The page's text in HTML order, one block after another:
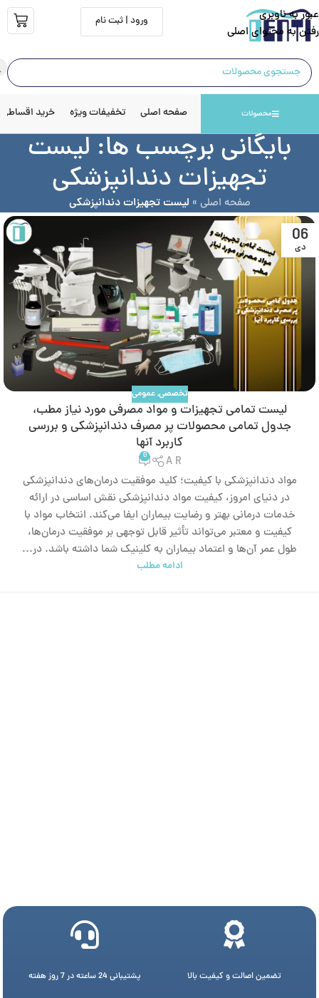
عبور به ناوبری
رفتن به محتوای اصلی
ورود | ثبت نام
محصولات صفحه اصلی تخفیفات ویژه خرید اقساطی
بایگانی برچسب ها: لیست
تجهیزات دندانپزشکی
صفحه اصلی » لیست تجهیزات دندانپزشکی
06
دی
تخصصی,عمومی
لیست تمامی تجهیزات و مواد مصرفی مورد نیاز مطب،
جدول تمامی محصولات پر مصرف دندانپزشکی و بررسی
کاربرد آنها
A R
0
مواد دندانپزشکی با کیفیت؛ کلید موفقیت درمان‌های دندانپزشکی
در دنیای امروز، کیفیت مواد دندانپزشکی نقش اساسی در ارائه
خدمات درمانی بهتر و رضایت بیماران ایفا می‌کند. انتخاب مواد با
کیفیت و معتبر می‌تواند تأثیر قابل توجهی بر موفقیت درمان‌ها،
طول عمر آن‌ها و اعتماد بیماران به کلینیک شما داشته باشد. در...
ادامه مطلب
تضمین اصالت و کیفیت بالا پشتیبانی 24 ساعته در 7 روز هفته